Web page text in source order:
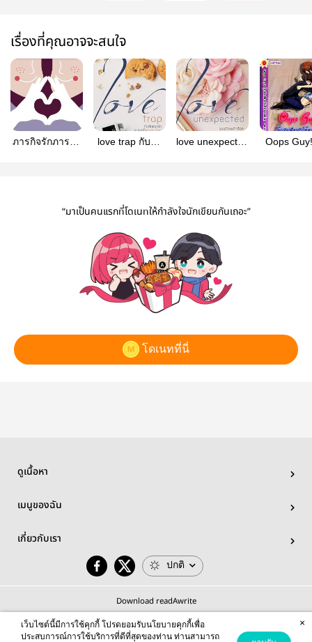
เรื่องที่คุณอาจจะสนใจ
ภารกิจรักภารกิจ
love trap กับดัก
love unexpected
Oops
“มาเป็นคนแรกที่โดเนทให้กำลังใจนักเขียนกันเถอะ”
โดเนทที่นี่
ดูเนื้อหา
เมนูของฉัน
เกี่ยวกับเรา
ปกติ
Download readAwrite
เว็บไซต์นี้มีการใช้คุกกี้ โปรดยอมรับนโยบายคุกกี้เพื่อ
ประสบการณ์การใช้บริการที่ดีที่สุดของท่าน ท่านสามารถ
×